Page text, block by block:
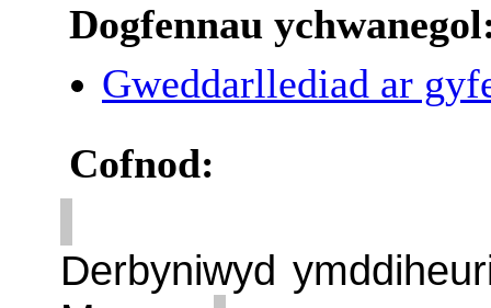
Dogfennau
Gweddarllediad ar
Cofnod:
Derbyniwyd